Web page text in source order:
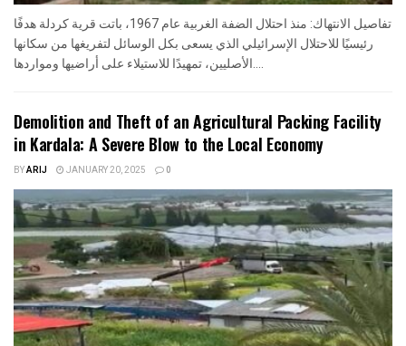
تفاصيل الانتهاك: منذ احتلال الضفة الغربية عام 1967، باتت قرية كردلة هدفًا
رئيسيًا للاحتلال الإسرائيلي الذي يسعى بكل الوسائل لتفريغها من سكانها
Demolition and Theft of an Agricultural Packing Facility
in Kardala: A Severe Blow to the Local Economy
BYARIJ JANUARY 20, 2025 0